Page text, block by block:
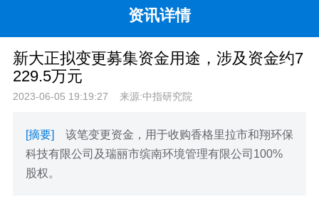
资讯详情
新大正拟变更募集资金用途，涉及资金约7
229.5万元
2023-06-05 19:19:27 来源:中指研究院
[摘要]
该笔变更资金，用于收购香格里拉市和翔环保
科技有限公司及瑞丽市缤南环境管理有限公司100%
股权。